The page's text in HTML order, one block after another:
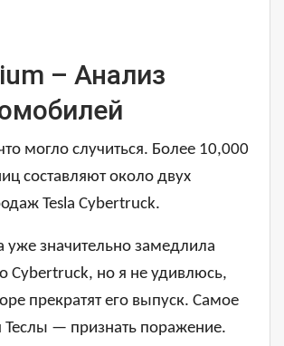
– Анализ
могло случиться. Более 10,000
составляют около двух
Tesla Cybertruck.
уже значительно замедлила
Cybertruck, но я не удивлюсь,
прекратят его выпуск. Самое
— признать поражение.